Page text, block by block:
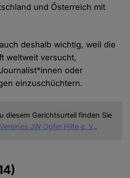
und Österreich mit
deshalb wichtig, weil die
weltweit versucht,
oder
einzuschüchtern.
diesem Gerichtsurteil finden Sie
JW Opfer Hilfe e. V..